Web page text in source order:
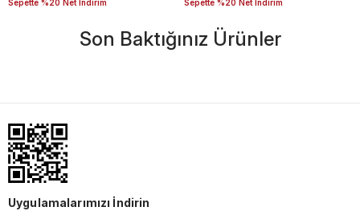
Sepette %20 Net İndirim Sepette %20 Net İndirim
Son Baktığınız Ürünler
Uygulamalarımızı İndirin